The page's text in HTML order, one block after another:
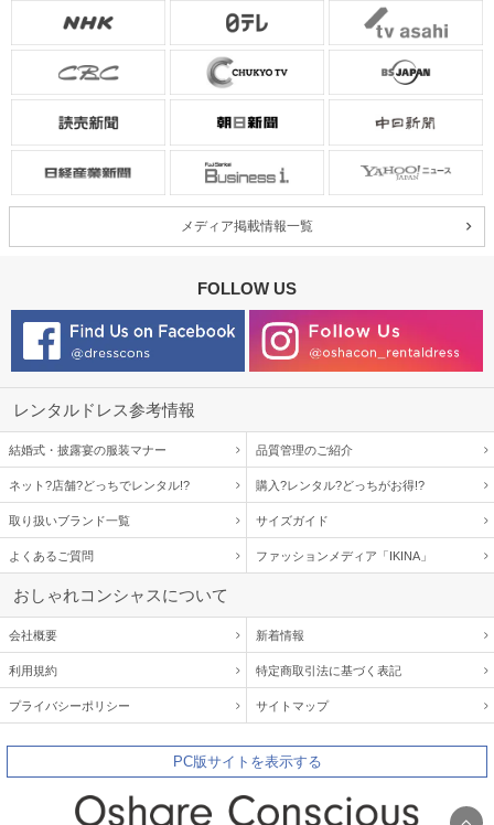
メディア掲載情報一覧
FOLLOW US
レンタルドレス参考情報
結婚式・披露宴の服装マナー 品質管理のご紹介
ネット?店舗?どっちでレンタル!? 購入?レンタル?どっちがお得!?
取り扱いブランド一覧 サイズガイド
よくあるご質問 ファッションメディア「IKINA」
おしゃれコンシャスについて
会社概要 新着情報
利用規約 特定商取引法に基づく表記
プライバシーポリシー サイトマップ
PC版サイトを表示する